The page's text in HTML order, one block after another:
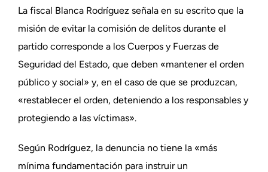
La fiscal Blanca Rodríguez señala en su escrito que la
misión de evitar la comisión de delitos durante el
partido corresponde a los Cuerpos y Fuerzas de
Seguridad del Estado, que deben «mantener el orden
público y social» y, en el caso de que se produzcan,
«restablecer el orden, deteniendo a los responsables y
protegiendo a las víctimas».
Según Rodríguez, la denuncia no tiene la «más
mínima fundamentación para instruir un